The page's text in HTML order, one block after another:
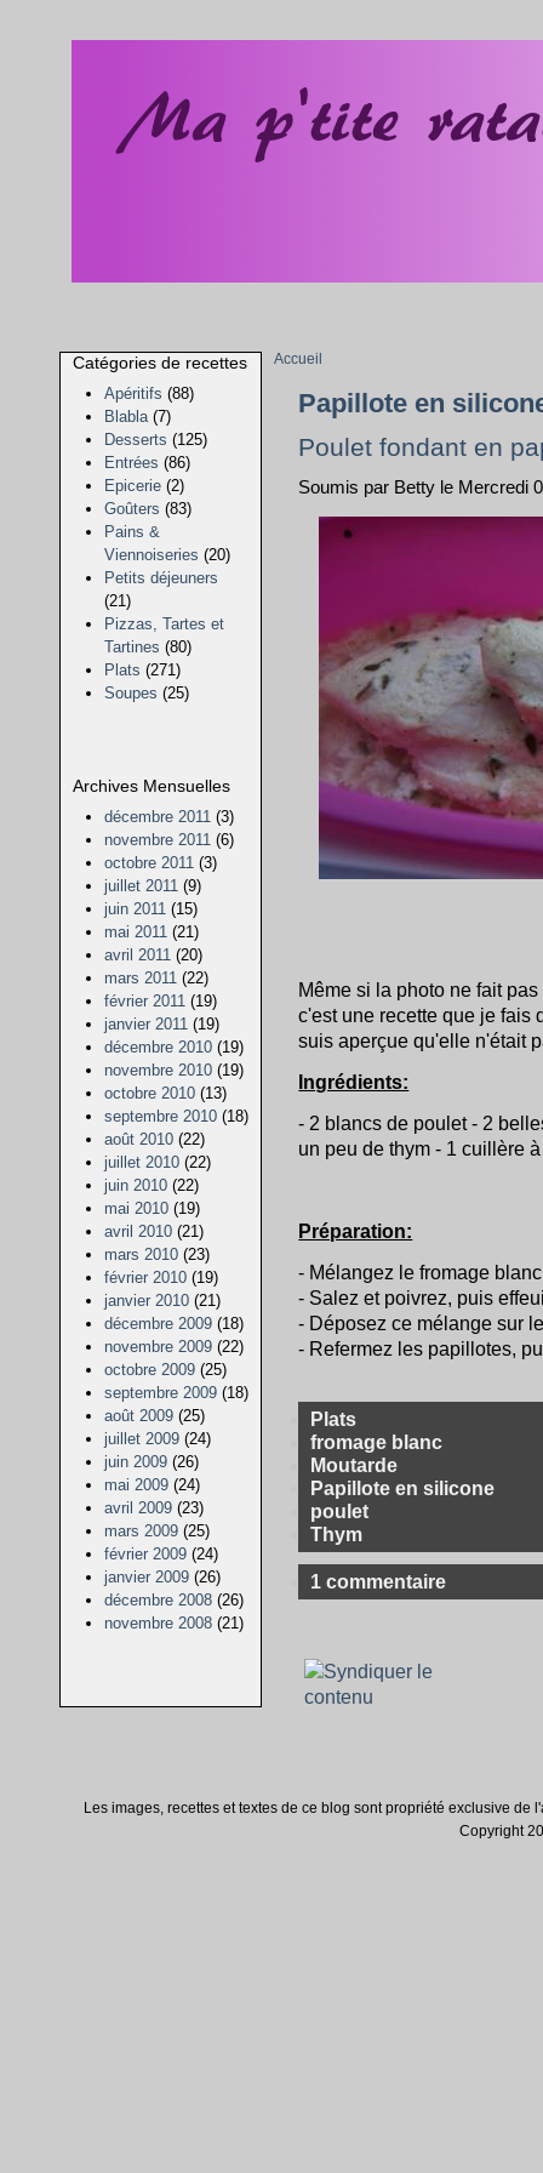
Catégories de recettes
Apéritifs (88)
Blabla (7)
Desserts (125)
Entrées (86)
Epicerie (2)
Goûters (83)
Pains &
Viennoiseries (20)
Petits déjeuners
(21)
Pizzas, Tartes et
Tartines (80)
Plats (271)
Soupes (25)
Archives Mensuelles
décembre 2011 (3)
novembre 2011 (6)
octobre 2011 (3)
juillet 2011 (9)
juin 2011 (15)
mai 2011 (21)
avril 2011 (20)
mars 2011 (22)
février 2011 (19)
janvier 2011 (19)
décembre 2010 (19)
novembre 2010 (19)
octobre 2010 (13)
septembre 2010 (18)
août 2010 (22)
juillet 2010 (22)
juin 2010 (22)
mai 2010 (19)
avril 2010 (21)
mars 2010 (23)
février 2010 (19)
janvier 2010 (21)
décembre 2009 (18)
novembre 2009 (22)
octobre 2009 (25)
septembre 2009 (18)
août 2009 (25)
juillet 2009 (24)
juin 2009 (26)
mai 2009 (24)
avril 2009 (23)
mars 2009 (25)
février 2009 (24)
janvier 2009 (26)
décembre 2008 (26)
novembre 2008 (21)
Accueil
Papillote en
Poulet fondant en
Soumis par Betty le Mercredi
Même si la photo ne fait
c'est une recette que je fais
suis aperçue qu'elle n'était
Ingrédients:
- 2 blancs de poulet - 2
un peu de thym - 1 cuillère
Préparation:
- Mélangez le fromage
- Salez et poivrez, puis
- Déposez ce mélange sur
- Refermez les papillotes,
Plats
fromage blanc
Moutarde
Papillote en silicone
poulet
Thym
1 commentaire
Les images, recettes et textes de ce blog sont propriété exclusive
Copyright